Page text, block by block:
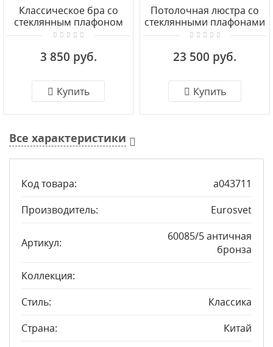
Классическое бра со
стеклянным плафоном
Eurosvet Coppa 60085/1
3 850 руб.
Купить
Потолочная люстра со
стеклянными плафонами
Eurosvet Coppa 60085/8
23 500 руб.
Купить
Все характеристики
Код товара:
a043711
Производитель:
Eurosvet
Артикул:
60085/5 античная
бронза
Коллекция:
Стиль:
Классика
Страна:
Китай